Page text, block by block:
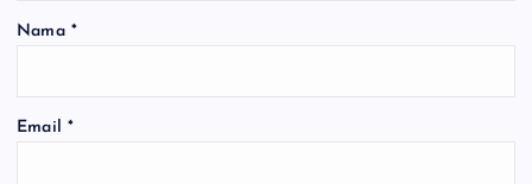
Nama *
Email *